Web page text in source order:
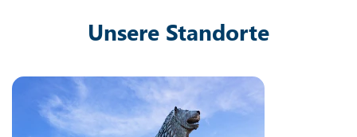
Unsere Standorte